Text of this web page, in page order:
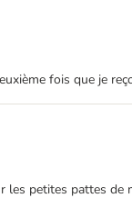
fois que je
les petites pattes